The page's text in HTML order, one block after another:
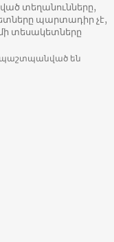
տեղանունները,
պարտադիր չէ,
տեսակետները
պաշտպանված են